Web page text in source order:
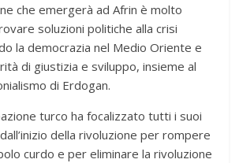
che emergerà ad Afrin è molto
soluzioni politiche alla crisi
la democrazia nel Medio Oriente e
di giustizia e sviluppo, insieme al
di Erdogan.
turco ha focalizzato tutti i suoi
della rivoluzione per rompere
curdo e per eliminare la rivoluzione